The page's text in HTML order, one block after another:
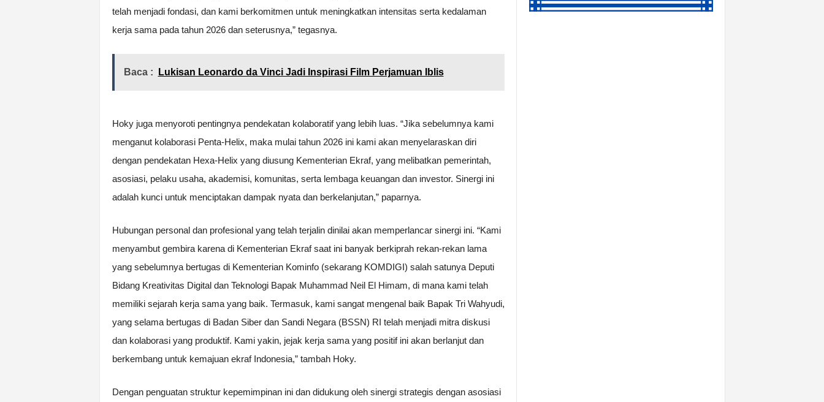
telah menjadi fondasi, dan kami berkomitmen untuk meningkatkan intensitas serta kedalaman
kerja sama pada tahun 2026 dan seterusnya,” tegasnya.
Baca : Lukisan Leonardo da Vinci Jadi Inspirasi Film Perjamuan Iblis
Hoky juga menyoroti pentingnya pendekatan kolaboratif yang lebih luas. “Jika sebelumnya kami
menganut kolaborasi Penta-Helix, maka mulai tahun 2026 ini kami akan menyelaraskan diri
dengan pendekatan Hexa-Helix yang diusung Kementerian Ekraf, yang melibatkan pemerintah,
asosiasi, pelaku usaha, akademisi, komunitas, serta lembaga keuangan dan investor. Sinergi ini
adalah kunci untuk menciptakan dampak nyata dan berkelanjutan,” paparnya.
Hubungan personal dan profesional yang telah terjalin dinilai akan memperlancar sinergi ini. “Kami
menyambut gembira karena di Kementerian Ekraf saat ini banyak berkiprah rekan-rekan lama
yang sebelumnya bertugas di Kementerian Kominfo (sekarang KOMDIGI) salah satunya Deputi
Bidang Kreativitas Digital dan Teknologi Bapak Muhammad Neil El Himam, di mana kami telah
memiliki sejarah kerja sama yang baik. Termasuk, kami sangat mengenal baik Bapak Tri Wahyudi,
yang selama bertugas di Badan Siber dan Sandi Negara (BSSN) RI telah menjadi mitra diskusi
dan kolaborasi yang produktif. Kami yakin, jejak kerja sama yang positif ini akan berlanjut dan
berkembang untuk kemajuan ekraf Indonesia,” tambah Hoky.
Dengan penguatan struktur kepemimpinan ini dan didukung oleh sinergi strategis dengan asosiasi